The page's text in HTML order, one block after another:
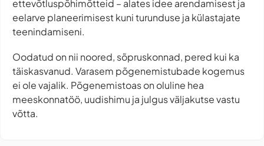
ettevõtluspõhimõtteid – alates idee arendamisest ja
eelarve planeerimisest kuni turunduse ja külastajate
teenindamiseni.
Oodatud on nii noored, sõpruskonnad, pered kui ka
täiskasvanud. Varasem põgenemistubade kogemus
ei ole vajalik. Põgenemistoas on oluline hea
meeskonnatöö, uudishimu ja julgus väljakutse vastu
võtta.